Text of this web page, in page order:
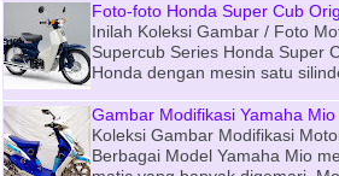
Foto-foto Honda Super Cub
Inilah Koleksi Gambar / Foto
Supercub Series Honda Super
Honda dengan mesin satu
Gambar Modifikasi Yamaha Mio
Koleksi Gambar Modifikasi
Berbagai Model Yamaha Mio